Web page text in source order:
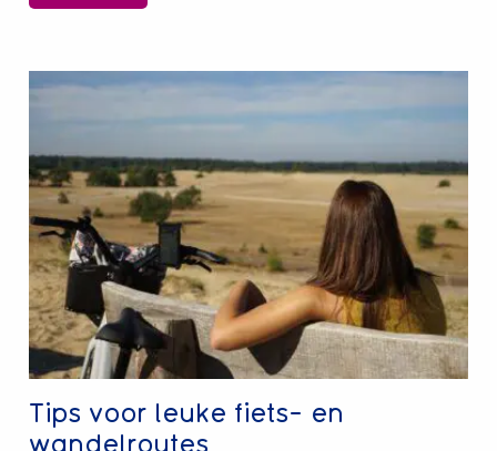
Tips voor leuke fiets- en
wandelroutes
Lees
Tips
voor
leuke
fiets-
en
wandelroutes